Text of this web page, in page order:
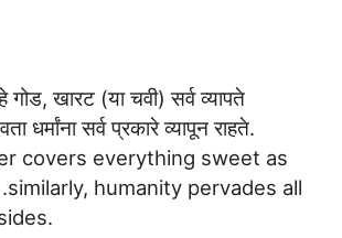
गोड, खारट (या चवी) सर्व व्यापते
धर्मांना सर्व प्रकारे व्यापून राहते.
covers everything sweet as
humanity pervades all